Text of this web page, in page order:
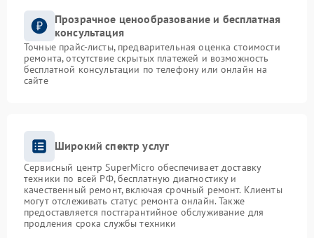
Прозрачное ценообразование и бесплатная
консультация
Точные прайс-листы, предварительная оценка стоимости
ремонта, отсутствие скрытых платежей и возможность
бесплатной консультации по телефону или онлайн на
сайте
Широкий спектр услуг
Сервисный центр SuperMicro обеспечивает доставку
техники по всей РФ, бесплатную диагностику и
качественный ремонт, включая срочный ремонт. Клиенты
могут отслеживать статус ремонта онлайн. Также
предоставляется постгарантийное обслуживание для
продления срока службы техники